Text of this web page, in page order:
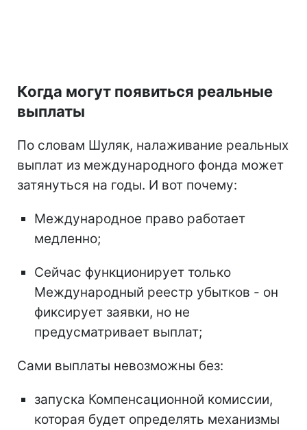
Когда могут появиться реальные
выплаты
По словам Шуляк, налаживание реальных
выплат из международного фонда может
затянуться на годы. И вот почему:
Международное право работает
медленно;
Сейчас функционирует только
Международный реестр убытков - он
фиксирует заявки, но не
предусматривает выплат;
Сами выплаты невозможны без:
запуска Компенсационной комиссии,
которая будет определять механизмы